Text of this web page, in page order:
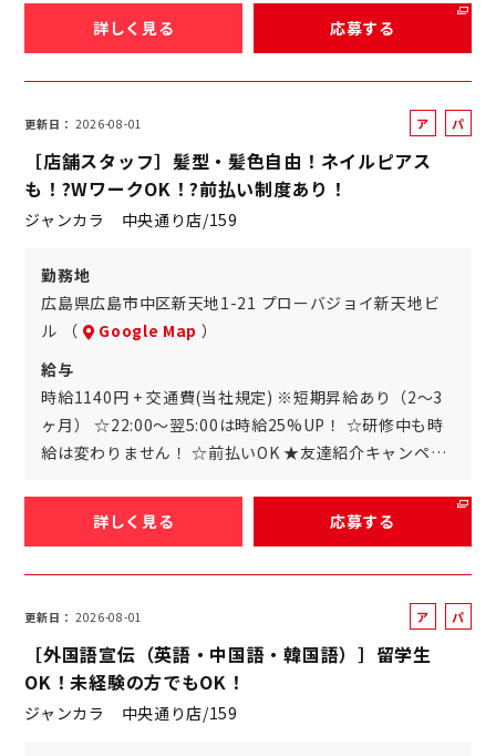
詳しく見る 応募する
更新日 2026-08-01
ア
バ
パ
［店舗スタッフ］髪型・髪色自由！ネイルピアス
も！?WワークOK！?前払い制度あり！
ジャンカラ 中央通り店/159
勤務地
広島県広島市中区新天地1-21 プローバジョイ新天地ビ
ル （
Google Map ）
給与
時給1140円 + 交通費(当社規定) ※短期昇給あり（2～3
ヶ月） ☆22:00～翌5:00は時給25%UP！ ☆研修中も時
給は変わりません！ ☆前払いOK ★友達紹介キャンペ…
詳しく見る 応募する
更新日 2026-08-01
ア
バ
パ
［外国語宣伝（英語・中国語・韓国語）］留学生
OK！未経験の方でもOK！
ジャンカラ 中央通り店/159